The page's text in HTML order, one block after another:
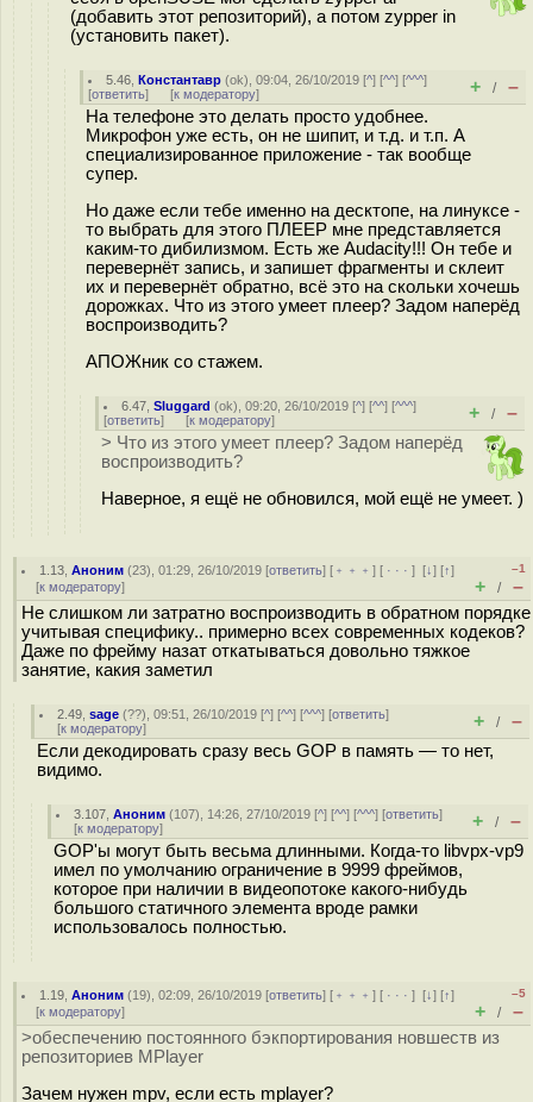
(добавить этот репозиторий), а потом zypper in
(установить пакет).
5.46 ,Константавр (ok), 09:04, 26/10/2019 [^] [^^] [^^^]
[ответить] [к модератору] + / –
На телефоне это делать просто удобнее.
Микрофон уже есть, он не шипит, и т.д. и т.п. А
специализированное приложение - так вообще
супер.
Но даже если тебе именно на десктопе, на линуксе -
то выбрать для этого ПЛЕЕР мне представляется
каким-то дибилизмом. Есть же Audacity!!! Он тебе и
перевернёт запись, и запишет фрагменты и склеит
их и перевернёт обратно, всё это на скольки хочешь
дорожках. Что из этого умеет плеер? Задом наперёд
воспроизводить?
АПОЖник со стажем.
6.47 ,Sluggard (ok), 09:20, 26/10/2019 [^] [^^] [^^^]
[ответить] [к модератору] + / –
> Что из этого умеет плеер? Задом наперёд
воспроизводить?
Наверное, я ещё не обновился, мой ещё не умеет. )
1.13 ,Аноним (23), 01:29, 26/10/2019 [ответить] [ ﹢﹢﹢] [ · · ·][↓] [↑]
[к модератору]
–1
+ / –
Не слишком ли затратно воспроизводить в обратном порядке
учитывая специфику.. примерно всех современных кодеков?
Даже по фрейму назат откатываться довольно тяжкое
занятие, какия заметил
2.49 ,sage (??), 09:51, 26/10/2019 [^] [^^] [^^^] [ответить]
[к модератору] + / –
Если декодировать сразу весь GOP в память — то нет,
видимо.
3.107 ,Аноним (107), 14:26, 27/10/2019 [^] [^^] [^^^] [ответить]
[к модератору] + / –
GOP'ы могут быть весьма длинными. Когда-то libvpx-vp9
имел по умолчанию ограничение в 9999 фреймов,
которое при наличии в видеопотоке какого-нибудь
большого статичного элемента вроде рамки
использовалось полностью.
1.19 ,Аноним (19), 02:09, 26/10/2019 [ответить] [ ﹢﹢﹢] [ · · ·][↓] [↑]
[к модератору]
–5
+ / –
>обеспечению постоянного бэкпортирования новшеств из
репозиториев MPlayer
Зачем нужен mpv, если есть mplayer?